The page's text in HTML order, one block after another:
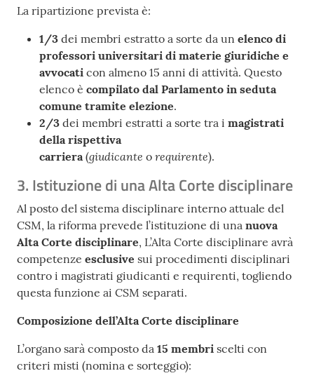
La ripartizione prevista è:
1/3 dei membri estratto a sorte da un elenco di
professori universitari di materie giuridiche e
avvocati con almeno 15 anni di attività. Questo
elenco è compilato dal Parlamento in seduta
comune tramite elezione.
2/3 dei membri estratti a sorte tra i magistrati
della rispettiva
carriera (giudicante o requirente).
3. Istituzione di una Alta Corte disciplinare
Al posto del sistema disciplinare interno attuale del
CSM, la riforma prevede l’istituzione di una nuova
Alta Corte disciplinare, L’Alta Corte disciplinare avrà
competenze esclusive sui procedimenti disciplinari
contro i magistrati giudicanti e requirenti, togliendo
questa funzione ai CSM separati.
Composizione dell’Alta Corte disciplinare
L’organo sarà composto da 15 membri scelti con
criteri misti (nomina e sorteggio):